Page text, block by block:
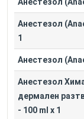
Анестезол
1
Анестезол
Анестезол
дермален
- 100 ml x 1